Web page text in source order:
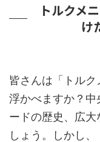
トルクメ
け
皆さんは「トル
浮かべますか？中
ードの歴史、広
しょう。しかし